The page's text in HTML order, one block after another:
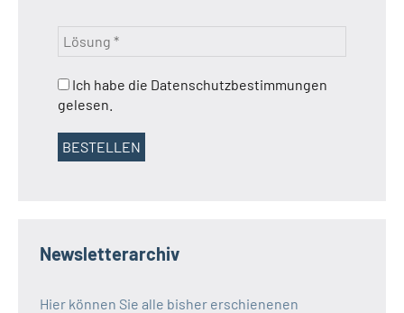
Ich habe die Datenschutzbestimmungen
gelesen.
Newsletterarchiv
Hier können Sie alle bisher erschienenen